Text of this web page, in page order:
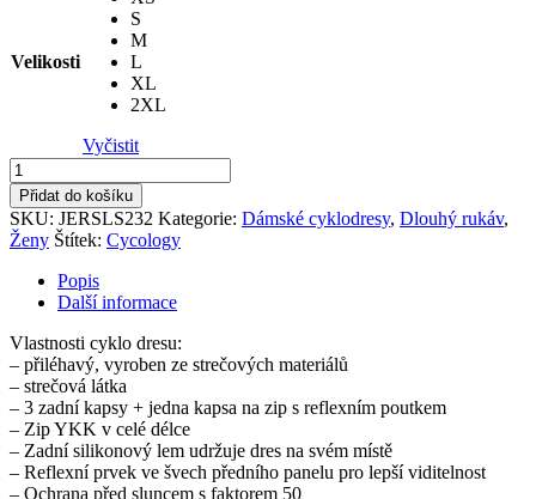
Velikosti
S
M
L
XL
2XL
Vyčistit
Dres
dámsky
Frida
(
Black
dlouhý
letní
množství
Přidat do košíku
SKU: JERSLS232 Kategorie: Dámské cyklodresy, Dlouhý rukáv,
Ženy Štítek: Cycology
Popis
Další informace
Vlastnosti cyklo dresu:
– přiléhavý, vyroben ze strečových materiálů
– strečová látka
– 3 zadní kapsy + jedna kapsa na zip s reflexním poutkem
– Zip YKK v celé délce
– Zadní silikonový lem udržuje dres na svém místě
– Reflexní prvek ve švech předního panelu pro lepší viditelnost
– Ochrana před sluncem s faktorem 50